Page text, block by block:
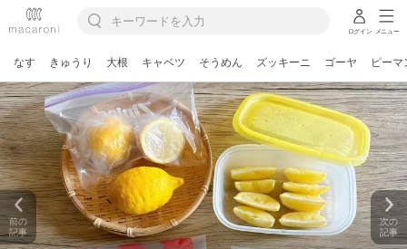
ログイン メニュー
なす きゅうり 大根 キャベツ そうめん ズッキーニ ゴーヤ ピーマ
前の
記事
次の
記事